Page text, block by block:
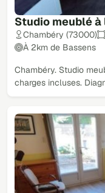
Studio meublé à
Chambéry (73000)
À 2km de Bassens
Chambéry. Studio
charges incluses.